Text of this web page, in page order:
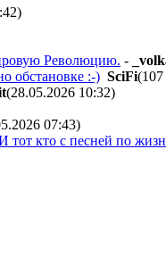
)
Революцию. -
обстановке :-) SciFi(107
(28.05.2026 10:32)
07:43)
кто с песней по